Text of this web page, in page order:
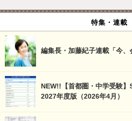
特集・連載
編集長・加藤紀子連載「今、
NEW!!【首都圏・中学受験】
2027年度版（2026年4月）